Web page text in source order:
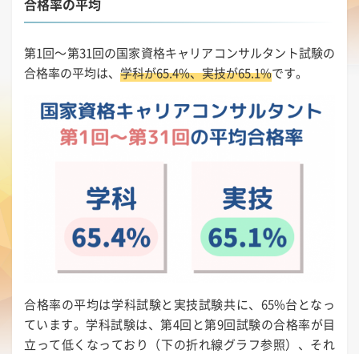
第1回～第31回の国家資格キャリアコンサルタント試験の
合格率の平均は、 学科が65.4%、実技が65.1%です。
合格率の平均は学科試験と実技試験共に、65%台となっ
ています。学科試験は、第4回と第9回試験の合格率が目
立って低くなっており（下の折れ線グラフ参照）、それ